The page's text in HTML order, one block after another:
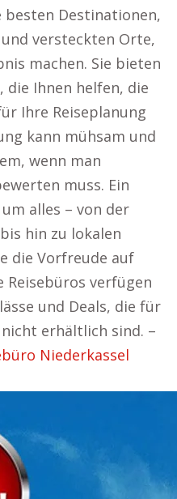
besten Destinationen,
versteckten Orte,
machen. Sie bieten
die Ihnen helfen, die
Ihre Reiseplanung
kann mühsam und
wenn man
muss. Ein
alles – von der
hin zu lokalen
die Vorfreude auf
Reisebüros verfügen
und Deals, die für
erhältlich sind. –
Niederkassel